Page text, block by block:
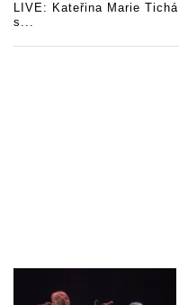
LIVE: Kateřina Marie Tichá
s...